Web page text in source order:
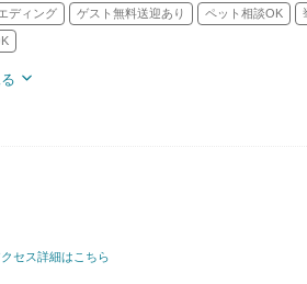
ディング ゲスト無料送迎あり ペット相談OK
会式(キリスト教式)／神前式／人前式／仏前式／和装人
クセス詳細はこちら